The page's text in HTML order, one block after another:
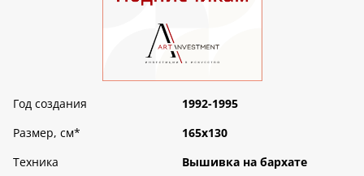
Год создания
1992-1995
Размер, см*
165х130
Техника
Вышивка на бархате